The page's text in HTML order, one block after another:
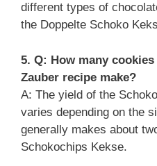
different types of
the Doppelte Schoko
5. Q: How many
Zauber recipe make?
A: The yield of the
varies depending on the
generally makes about
Schokochips Kekse.